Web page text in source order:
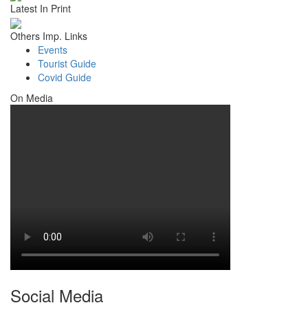
Latest In Print
Others Imp. Links
Events
Tourist Guide
Covid Guide
On Media
Social Media